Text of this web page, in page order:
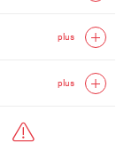
plus
plus